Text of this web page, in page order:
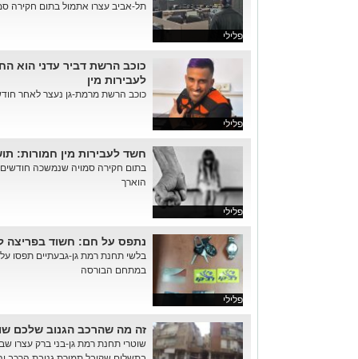
פלילי
תל-אביב עצרו אתמול בתום חקירה סמויה 5 חשודים, בהם תושבי
פלילי
כוכב הרשת דביר עדני הוא
לעבירות מין
כוכב הרשת מרמת-גן נעצר לאחר
פלילי
חשד לעבירות מין חמורות:
הוארך
פלילי
נתפס על חם: חשוד בפריצה
בלשי תחנת רמת גן-גבעתיים תפסו
במתחם הבורסה
זה מה שהרכב הגנוב שלכם
שוטרי תחנת רמת גן-בני ברק עצרו